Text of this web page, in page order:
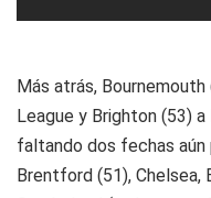
Más atrás,
League y Brighton (53)
faltando dos fechas aún
Brentford (51), Chelsea,